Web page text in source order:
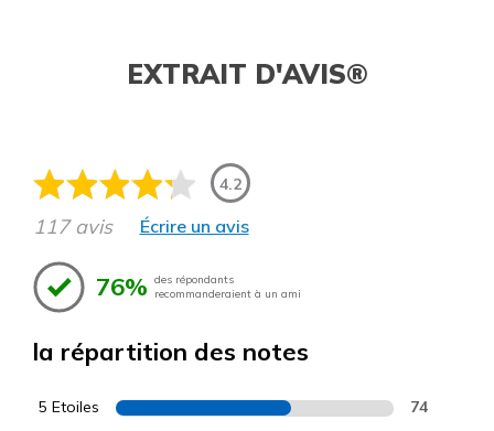
EXTRAIT D'AVIS®
4.2
117 avis Écrire un avis
76% des répondants
recommanderaient à un ami
la répartition des notes
5 Etoiles 74